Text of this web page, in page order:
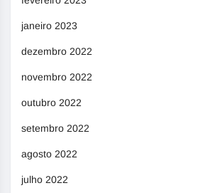
janeiro 2023
dezembro 2022
novembro 2022
outubro 2022
setembro 2022
agosto 2022
julho 2022